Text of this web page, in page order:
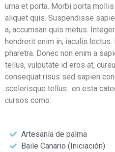
urna et porta. Morbi porta
aliquet quis. Suspendisse
a, accumsan quis metus.
hendrerit enim in, iaculis
pharetra. Donec non enim a
tellus, vulputate id eros at,
consequat risus sed sapien
scelerisque tellus.. en esta
cursos como:
Artesanía de palma
Baile Canario (Iniciación)